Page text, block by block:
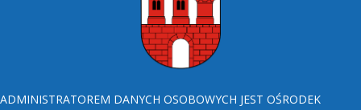
ADMINISTRATOREM DANYCH OSOBOWYCH JEST OŚRODEK